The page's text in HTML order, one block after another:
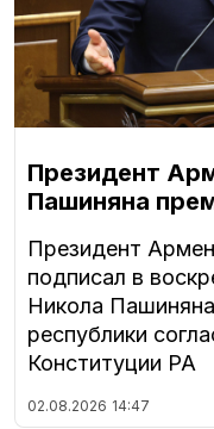
Президент
Пашиняна
Президент
подписал в
Никола
республики
Конституции РА
02.08.2026 14:47